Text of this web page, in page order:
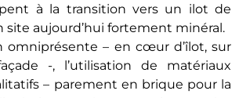
à la transition vers un ilot de
site aujourd’hui fortement minéral.
omniprésente – en cœur d’îlot, sur
-, l’utilisation de matériaux
– parement en brique pour la